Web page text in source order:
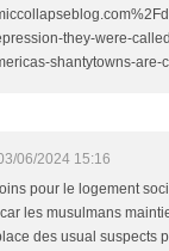
they-were-
shantytowns-
06/2024 15:16
pour le logement
les musulmans
des usual suspects